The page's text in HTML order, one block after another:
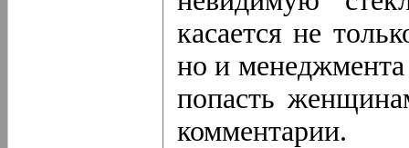
касается не
но и менеджмента
попасть
комментарии.